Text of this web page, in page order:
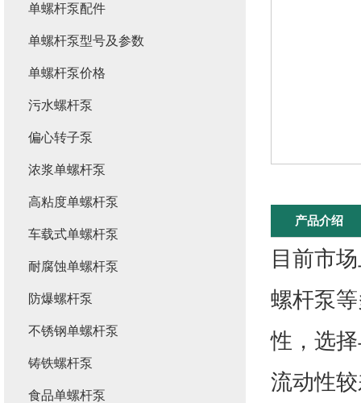
产品介绍
目前市
螺杆泵
性，选
流动性
单螺杆泵配件
单螺杆泵型号及参数
单螺杆泵价格
污水螺杆泵
偏心转子泵
浓浆单螺杆泵
高粘度单螺杆泵
车载式单螺杆泵
耐腐蚀单螺杆泵
防爆螺杆泵
不锈钢单螺杆泵
铸铁螺杆泵
食品单螺杆泵